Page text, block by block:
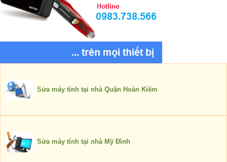
Sửa máy tính tại nhà Quận Hoàn Kiếm
Sửa máy tính tại nhà Mỹ Đình